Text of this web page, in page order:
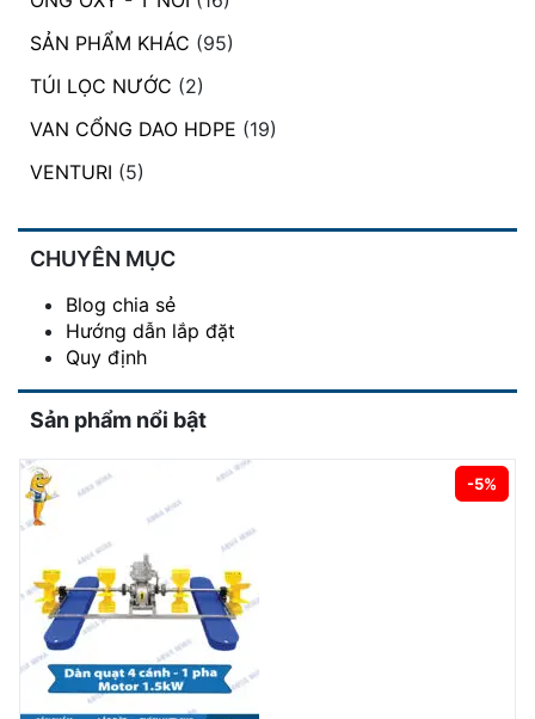
SẢN PHẨM KHÁC (95)
TÚI LỌC NƯỚC (2)
VAN CỔNG DAO HDPE (19)
VENTURI (5)
CHUYÊN MỤC
Blog chia sẻ
Hướng dẫn lắp đặt
Quy định
Sản phẩm nổi bật
-5%